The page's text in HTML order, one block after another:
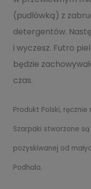
(pudlówką) z
detergentów.
i wyczesz. Futro
będzie
czas.
Produkt Polski, ręcznie
Szarpaki stworzone
pozyskiwanej od
Podhala.